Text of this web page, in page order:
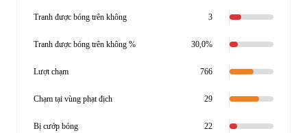
Tranh được bóng trên không 3
Tranh được bóng trên không % 30,0%
Lượt chạm 766
Chạm tại vùng phạt địch 29
Bị cướp bóng 22